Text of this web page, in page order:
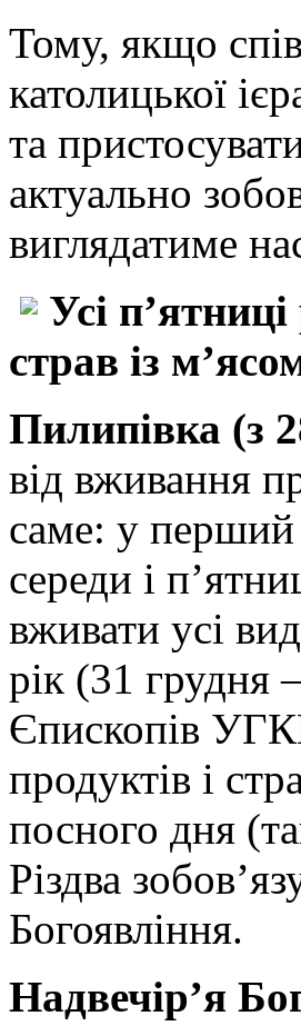
Тому, якщо
католицької
та
актуально
виглядатиме
Усі
страв із
Пилипівка (з
від вживання
саме: у перший
середи і
вживати усі
рік (31 грудня
Єпископів
продуктів і
посного дня
Різдва
Богоявління.
Надвечір’я